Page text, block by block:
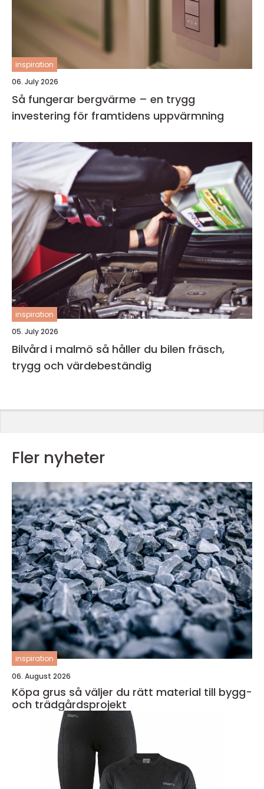
inspiration
06. July 2026
Så fungerar bergvärme – en trygg
investering för framtidens uppvärmning
inspiration
05. July 2026
Bilvård i malmö så håller du bilen fräsch,
trygg och värdebeständig
Fler nyheter
inspiration
06. August 2026
Köpa grus så väljer du rätt material till bygg-
och trädgårdsprojekt